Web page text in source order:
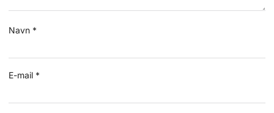
Navn *
E-mail *